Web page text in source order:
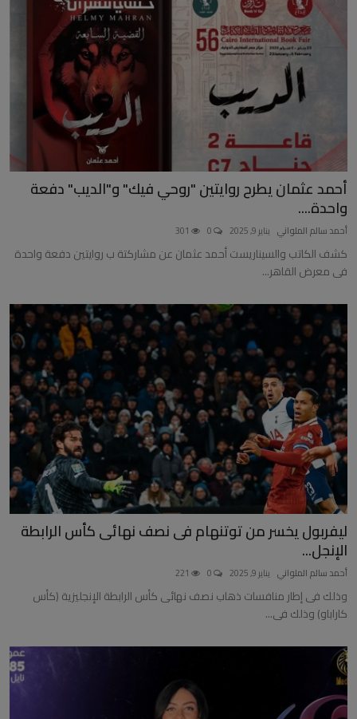
أخبار عربية وعالمية
علوم وتكنولوجيا
طب وعلاج
سياسة ونواب
محافظات
مقالات
أحمد عثمان يطرح روايتين "روحي فيك" و"الديب" دفعة
واحدة....
أحمد سالم الملواني يناير 9, 2025
كشف الكاتب والسيناريست أحمد عثمان عن مشاركتة ب روايتين دفعة واحدة
فى معرض القاهر...
ليفربول يخسر من توتنهام فى نصف نهائى كأس الرابطة
الإنجل...
أحمد سالم الملواني يناير 9, 2025
وذلك فى إطار منافسات ذهاب نصف نهائى كأس الرابطة الإنجليزية (كأس
كاراباو) وذلك فى...